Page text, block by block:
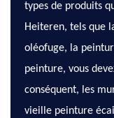
types de produits
Heiteren, tels que
oléofuge, la
peinture, vous
conséquent, les
vieille peinture